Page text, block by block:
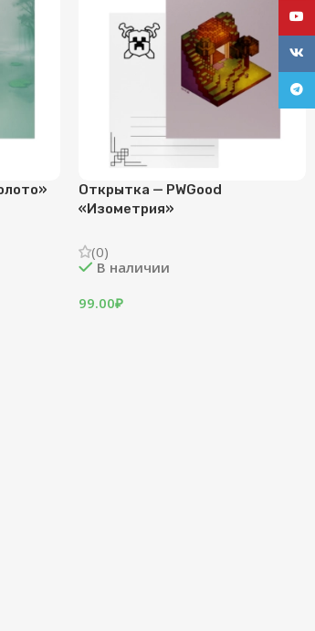
Открытка — SnrGiraffe «Найди-
В наличии
VK